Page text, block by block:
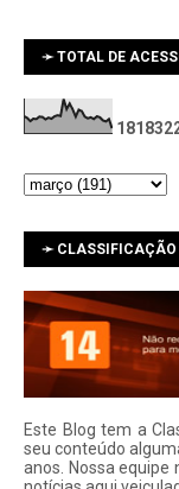
➛ TOTAL DE
181832
➛ CLASSIFICAÇÃO
Este Blog tem a
seu conteúdo
anos. Nossa equipe